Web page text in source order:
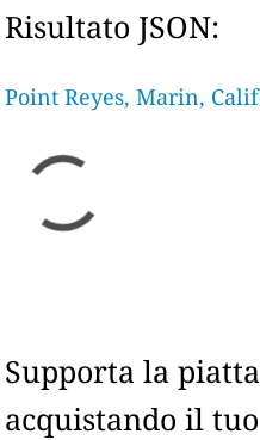
Risultato JSON:
Point Reyes, Marin,
Supporta la
acquistando il